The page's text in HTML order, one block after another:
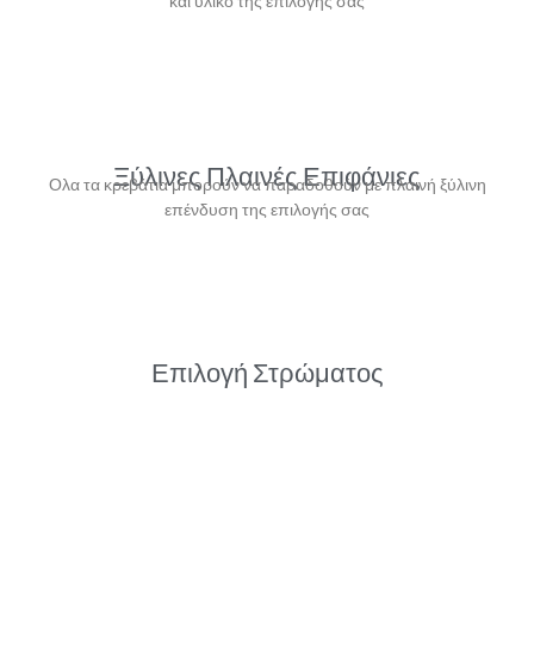
Ξύλινες Πλαινές Επιφάνιες
Ολα τα κρεβάτια μπορούν να παραδοθούν με πλαινή ξύλινη
επένδυση της επιλογής σας
Επιλογή Στρώματος